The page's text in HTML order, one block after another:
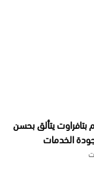
بتافراوت يتألق بحسن
الخدمات